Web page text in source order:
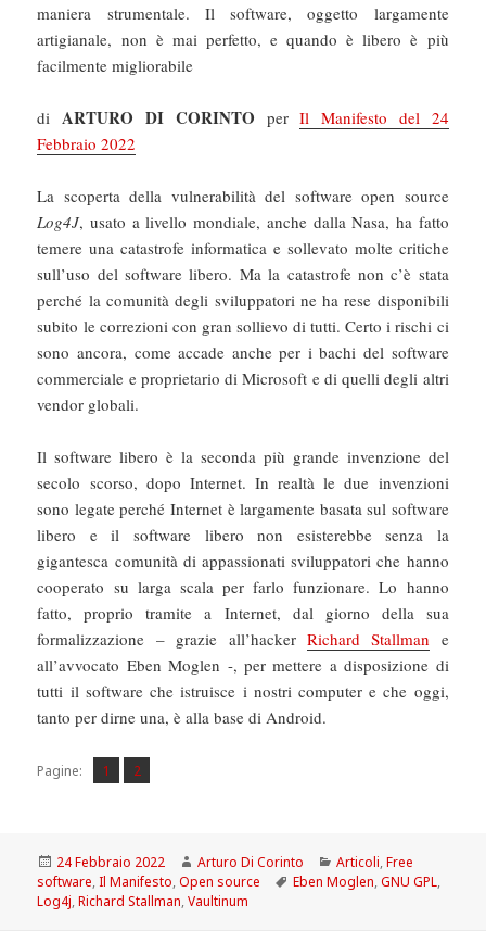
maniera strumentale. Il software, oggetto largamente
artigianale, non è mai perfetto, e quando è libero è più
facilmente migliorabile
diARTURO DI CORINTO perIl Manifesto del 24
Febbraio 2022
La scoperta della vulnerabilità del software open source
Log4J, usato a livello mondiale, anche dalla Nasa, ha fatto
temere una catastrofe informatica e sollevato molte critiche
sull’uso del software libero. Ma la catastrofe non c’è stata
perché la comunità degli sviluppatori ne ha rese disponibili
subito le correzioni con gran sollievo di tutti. Certo i rischi ci
sono ancora, come accade anche per i bachi del software
commerciale e proprietario di Microsoft e di quelli degli altri
vendor globali.
Il software libero è la seconda più grande invenzione del
secolo scorso, dopo Internet. In realtà le due invenzioni
sono legate perché Internet è largamente basata sul software
libero e il software libero non esisterebbe senza la
gigantesca comunità di appassionati sviluppatori che hanno
cooperato su larga scala per farlo funzionare. Lo hanno
fatto, proprio tramite a Internet, dal giorno della sua
formalizzazione – grazie all’hacker Richard Stallman e
all’avvocato Eben Moglen -, per mettere a disposizione di
tutti il software che istruisce i nostri computer e che oggi,
tanto per dirne una, è alla base di Android.
Pagine: Pagina
1 ,
Pagina
2
Scritto
il
24 Febbraio 2022 Autore
Arturo Di Corinto Categorie
Articoli,Free
software,Il Manifesto,Open source Tag
Eben Moglen,GNU GPL,
Log4j,Richard Stallman,Vaultinum